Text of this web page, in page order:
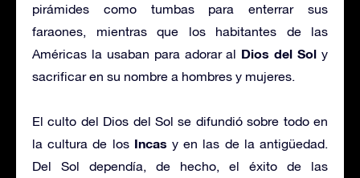
pirámides como tumbas para enterrar sus
faraones, mientras que los habitantes de las
Américas la usaban para adorar al Dios del Sol y
sacrificar en su nombre a hombres y mujeres.
El culto del Dios del Sol se difundió sobre todo en
la cultura de los Incas y en las de la antigüedad.
Del Sol dependía, de hecho, el éxito de las